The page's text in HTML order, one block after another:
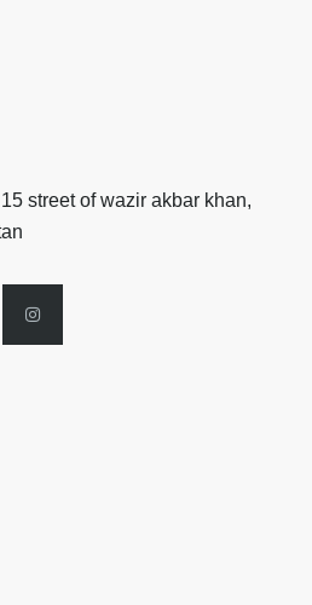
street of wazir akbar khan,